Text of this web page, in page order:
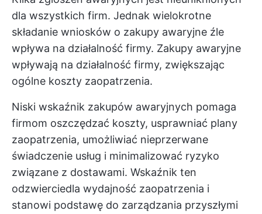
dla wszystkich firm. Jednak wielokrotne
składanie wniosków o zakupy awaryjne źle
wpływa na działalność firmy. Zakupy awaryjne
wpływają na działalność firmy, zwiększając
ogólne koszty zaopatrzenia.
Niski wskaźnik zakupów awaryjnych pomaga
firmom oszczędzać koszty, usprawniać plany
zaopatrzenia, umożliwiać nieprzerwane
świadczenie usług i minimalizować ryzyko
związane z dostawami. Wskaźnik ten
odzwierciedla wydajność zaopatrzenia i
stanowi podstawę do zarządzania przyszłymi